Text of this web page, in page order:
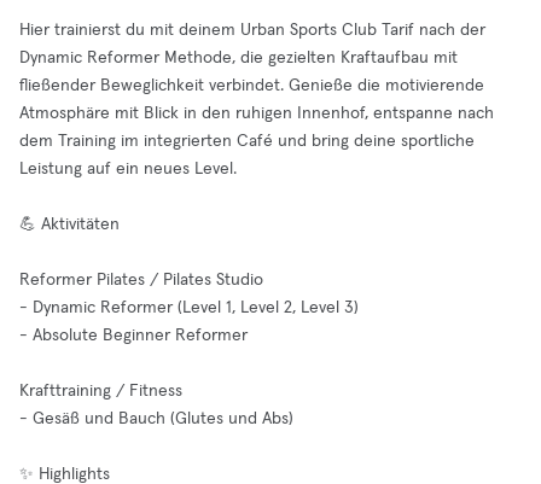
Hier trainierst du mit deinem Urban Sports Club Tarif nach der
Dynamic Reformer Methode, die gezielten Kraftaufbau mit
fließender Beweglichkeit verbindet. Genieße die motivierende
Atmosphäre mit Blick in den ruhigen Innenhof, entspanne nach
dem Training im integrierten Café und bring deine sportliche
Leistung auf ein neues Level.
💪 Aktivitäten
Reformer Pilates / Pilates Studio
- Dynamic Reformer (Level 1, Level 2, Level 3)
- Absolute Beginner Reformer
Krafttraining / Fitness
- Gesäß und Bauch (Glutes und Abs)
✨ Highlights